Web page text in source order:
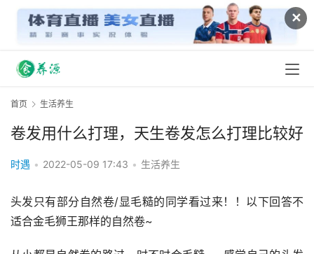
✕
首页 生活养生
卷发用什么打理，天生卷发怎么打理比较好
时遇 • 2022-05-09 17:43 • 生活养生
头发只有部分自然卷/显毛糙的同学看过来！！以下回答不
适合金毛狮王那样的自然卷~